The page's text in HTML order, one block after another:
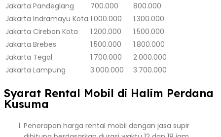
Jakarta Pandeglang 700.000
800.000
Jakarta Indramayu Kota 1.000.000
1.300.000
Jakarta Cirebon Kota 1.200.000
1.500.000
Jakarta Brebes 1.500.000
1.800.000
Jakarta Tegal 1.700.000
2.000.000
Jakarta Lampung 3.000.000 3.700.000
Syarat Rental Mobil di Halim Perdana
Kusuma
Penerapan harga rental mobil dengan jasa supir